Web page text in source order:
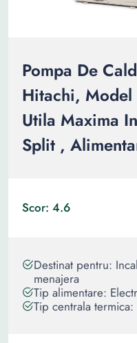
Pompa De
Hitachi, Model
Utila Maxima
Split ,
Scor: 4.6
Destinat pentru:
menajera
Tip alimentare:
Tip centrala termica: